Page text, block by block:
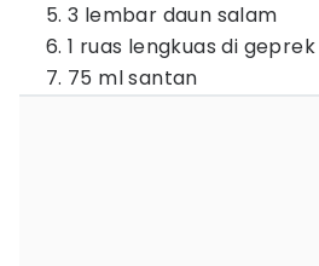
3 lembar daun salam
1 ruas lengkuas di geprek
75 ml santan